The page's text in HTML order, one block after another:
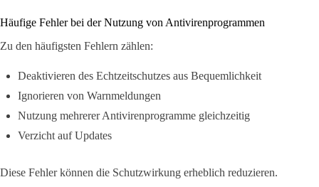
Häufige Fehler bei der Nutzung von Antivirenprogrammen
Zu den häufigsten Fehlern zählen:
Deaktivieren des Echtzeitschutzes aus Bequemlichkeit
Ignorieren von Warnmeldungen
Nutzung mehrerer Antivirenprogramme gleichzeitig
Verzicht auf Updates
Diese Fehler können die Schutzwirkung erheblich reduzieren.